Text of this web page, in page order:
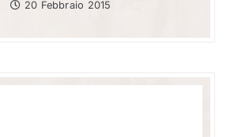
20 Febbraio 2015